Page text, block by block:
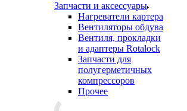
Запчасти и аксессуары
Нагреватели картера
Вентиляторы обдува
Вентиля, прокладки
и адаптеры Rotalock
Запчасти для
полугерметичных
компрессоров
Прочее